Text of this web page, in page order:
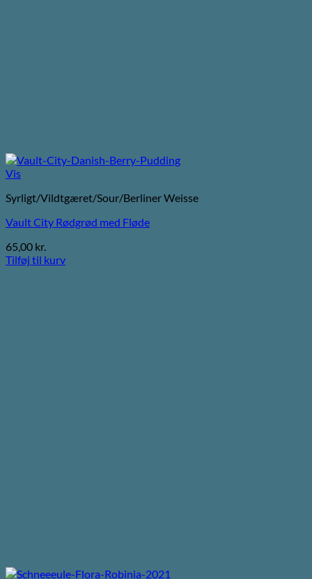
Vis
Syrligt/Vildtgæret/Sour/Berliner Weisse
Vault City Rødgrød med Fløde
65,00 kr.
Tilføj til kurv